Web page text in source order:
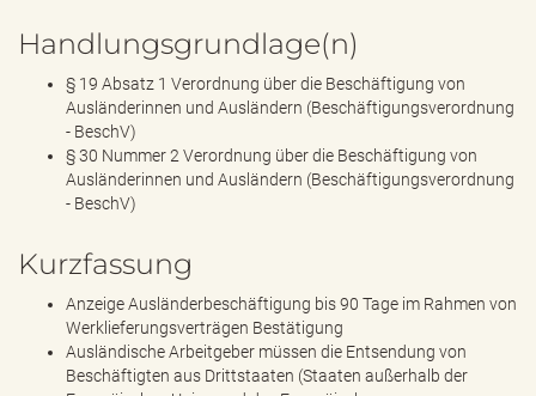
Handlungsgrundlage(n)
§ 19 Absatz 1 Verordnung über die Beschäftigung von
Ausländerinnen und Ausländern (Beschäftigungsverordnung
- BeschV)
§ 30 Nummer 2 Verordnung über die Beschäftigung von
Ausländerinnen und Ausländern (Beschäftigungsverordnung
- BeschV)
Kurzfassung
Anzeige Ausländerbeschäftigung bis 90 Tage im Rahmen von
Werklieferungsverträgen Bestätigung
Ausländische Arbeitgeber müssen die Entsendung von
Beschäftigten aus Drittstaaten (Staaten außerhalb der